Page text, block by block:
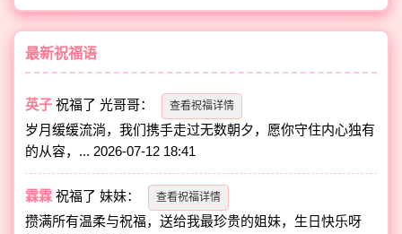
最新祝福语
英子 祝福了光哥哥： 查看祝福详情
岁月缓缓流淌，我们携手走过无数朝夕，愿你守住内心独有
的从容，... 2026-07-12 18:41
霖霖 祝福了妹妹： 查看祝福详情
攒满所有温柔与祝福，送给我最珍贵的姐妹，生日快乐呀